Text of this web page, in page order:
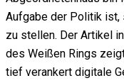
Aufgabe der Politik ist,
zu stellen. Der Artikel
des Weißen Rings
tief verankert digitale